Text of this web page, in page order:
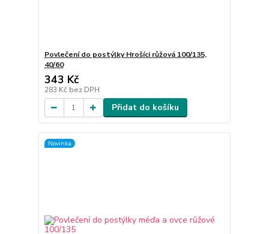
Povlečení do postýlky Hrošíci růžová 100/135,
40/60
343 Kč
283 Kč bez DPH
Přidat do košíku
Novinka